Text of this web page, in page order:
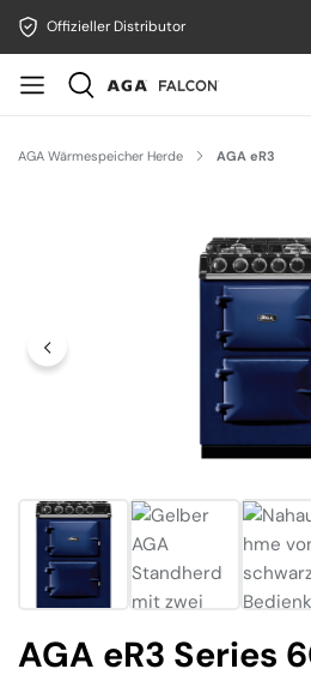
Offizieller Distributor
AGA Wärmespeicher Herde AGA eR3
AGA eR3 Series